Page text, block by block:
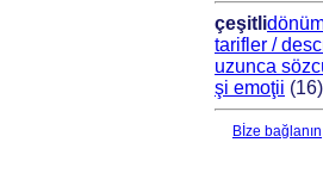
çeşitli
tarifler /
uzunca
şi emoţii (16)
Bİze bağlanın